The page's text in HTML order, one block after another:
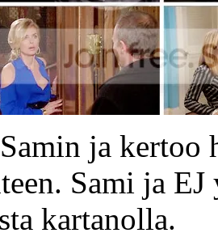
ja kertoo
Sami ja
kartanolla.